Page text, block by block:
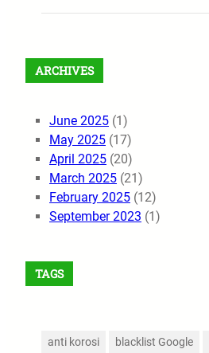
ARCHIVES
June 2025 (1)
May 2025 (17)
April 2025 (20)
March 2025 (21)
February 2025 (12)
September 2023 (1)
TAGS
anti korosi blacklist Google